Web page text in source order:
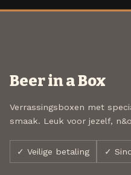
Beer in a Box
Verrassingsboxen met
smaak. Leuk voor jezelf,
✓ Veilige betaling ✓